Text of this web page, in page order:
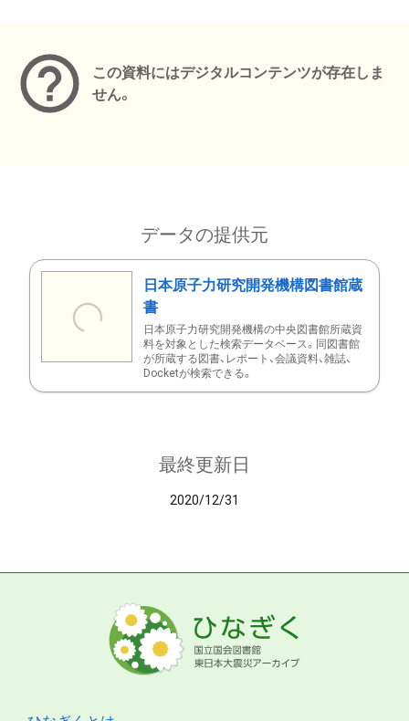
この資料にはデジタルコンテンツが存在しま
せん。
データの提供元
日本原子力研究開発機構図書館蔵
書
日本原子力研究開発機構の中央図書館所蔵資
料を対象とした検索データベース。同図書館
が所蔵する図書、レポート、会議資料、雑誌、
Docketが検索できる。
最終更新日
2020/12/31